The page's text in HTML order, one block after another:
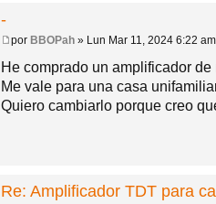
-
e
n
s
a
j
por BBOPah » Lun Mar 11, 2024 6:22 am
He comprado un amplificador
Me vale para una casa
Quiero cambiarlo porque creo
Re: Amplificador TDT para